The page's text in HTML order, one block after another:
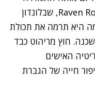
Raven, שבלונדון
היא תרמה את תכולת
חוץ מריהוט כבד
האישים
חייה של הגברת